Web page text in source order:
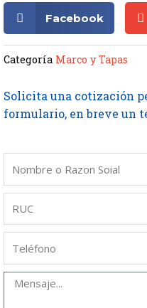
Facebook
Categoría Marco y Tapas
Solicita una cotización
formulario, en breve un